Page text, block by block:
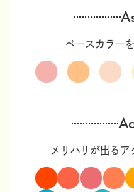
ベースカラー
メリハリが出る